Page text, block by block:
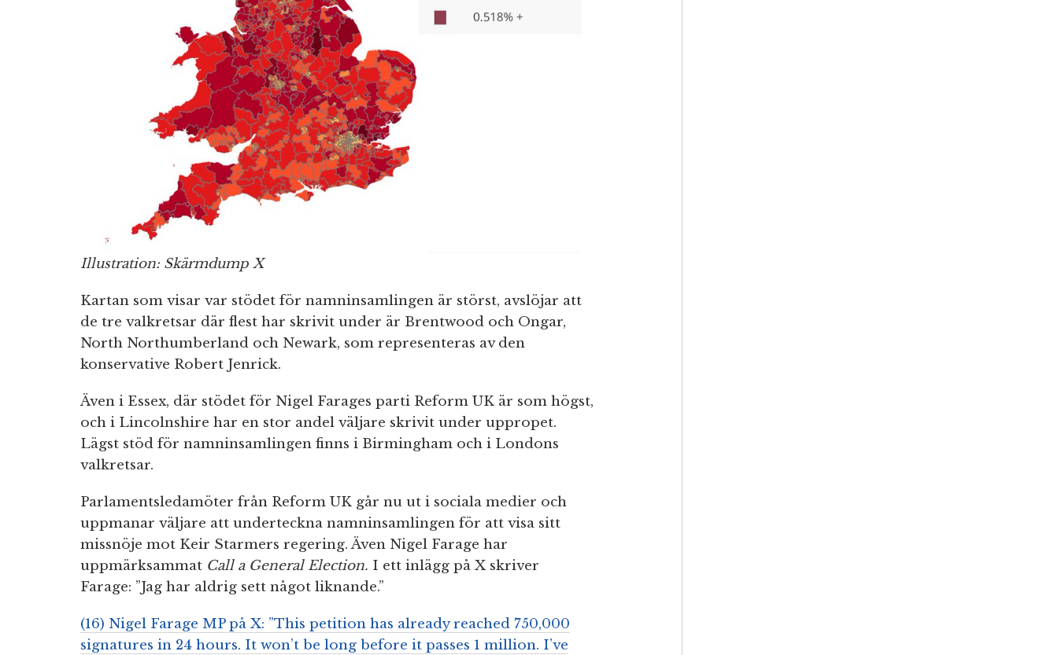
Illustration: Skärmdump X
Kartan som visar var stödet för namninsamlingen är störst, avslöjar att
de tre valkretsar där flest har skrivit under är Brentwood och Ongar,
North Northumberland och Newark, som representeras av den
konservative Robert Jenrick.
Även i Essex, där stödet för Nigel Farages parti Reform UK är som högst,
och i Lincolnshire har en stor andel väljare skrivit under uppropet.
Lägst stöd för namninsamlingen finns i Birmingham och i Londons
valkretsar.
Parlamentsledamöter från Reform UK går nu ut i sociala medier och
uppmanar väljare att underteckna namninsamlingen för att visa sitt
missnöje mot Keir Starmers regering. Även Nigel Farage har
uppmärksammat Call a General Election. I ett inlägg på X skriver
Farage: ”Jag har aldrig sett något liknande.”
(16) Nigel Farage MP på X: ”This petition has already reached 750,000
signatures in 24 hours. It won’t be long before it passes 1 million. I’ve